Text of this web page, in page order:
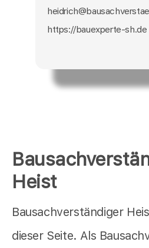
Heist
Bausachverständiger
dieser Seite. Als
https://bauexperte-sh.de